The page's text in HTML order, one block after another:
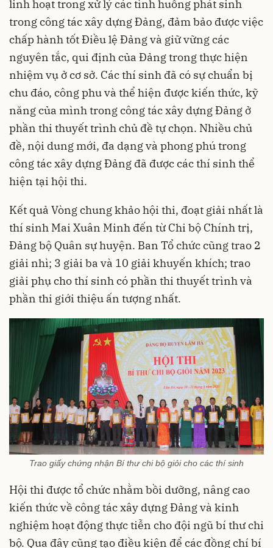
linh hoạt trong xử lý các tình huống phát sinh
trong công tác xây dựng Đảng, đảm bảo được việc
chấp hành tốt Điều lệ Đảng và giữ vững các
nguyên tắc, qui định của Đảng trong thực hiện
nhiệm vụ ở cơ sở. Các thí sinh đã có sự chuẩn bị
chu đáo, công phu và thể hiện được kiến thức, kỹ
năng của mình trong công tác xây dựng Đảng ở
phần thi thuyết trình chủ đề tự chọn. Nhiều chủ
đề, nội dung mới, đa dạng và phong phú trong
công tác xây dựng Đảng đã được các thí sinh thể
hiện tại hội thi.
Kết quả Vòng chung khảo hội thi, đoạt giải nhất là
thí sinh Mai Xuân Minh đến từ Chi bộ Chính trị,
Đảng bộ Quân sự huyện. Ban Tổ chức cũng trao 2
giải nhì; 3 giải ba và 10 giải khuyến khích; trao
giải phụ cho thí sinh có phần thi thuyết trình và
phần thi giới thiệu ấn tượng nhất.
Trao giấy chứng nhận Bí thư chi bộ giỏi cho các thí sinh
Hội thi được tổ chức nhằm bồi dưỡng, nâng cao
kiến thức về công tác xây dựng Đảng và kinh
nghiệm hoạt động thực tiễn cho đội ngũ bí thư chi
bộ. Qua đây cũng tạo điều kiện để các đồng chí bí